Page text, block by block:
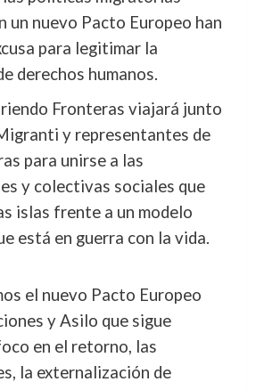
un nuevo Pacto Europeo han
para legitimar la
derechos humanos.
Fronteras viajará junto
y representantes de
para unirse a las
y colectivas sociales que
islas frente a un modelo
está en guerra con la vida.
el nuevo Pacto Europeo
y Asilo que sigue
en el retorno, las
la externalización de